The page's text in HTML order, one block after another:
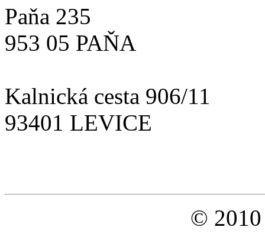
Paňa 235
953 05 PAŇA
Kalnická cesta 906/11
93401 LEVICE
© 2010